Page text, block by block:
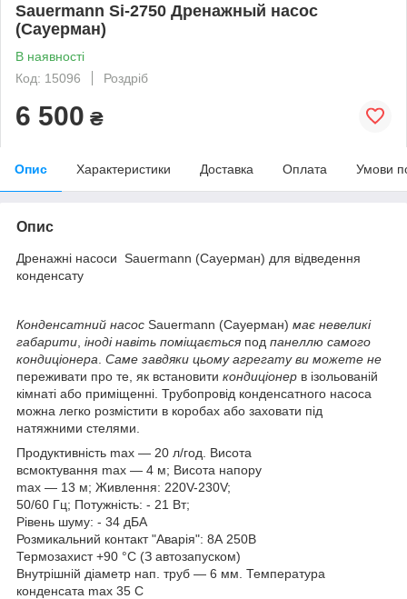
Sauermann Si-2750 Дренажный насос
(Сауерман)
В наявності
Код: 15096
Роздріб
6 500 ₴
Опис Характеристики Доставка Оплата Умови
Опис
Дренажні насоси Sauermann (Сауерман) для відведення
конденсату
Конденсатний насос Sauermann (Сауерман) має невеликі
габарити іноді навіть поміщається под панеллю самого
кондиціонера Саме завдяки цьому агрегату ви можете не
переживати про те, як встановити кондиціонер в ізольованій
кімнаті або приміщенні. Трубопровід конденсатного насоса
можна легко розмістити в коробах або заховати під
натяжними стелями.
Продуктивність max — 20 л/год. Висота
всмоктування max — 4 м; Висота напору
max — 13 м; Живлення: 220V-230V;
50/60 Гц; Потужність: - 21 Вт;
Рівень шуму: - 34 дБА
Розмикальний контакт "Аварія": 8А 250В
Термозахист +90 °C (З автозапуском)
Внутрішній діаметр нап. труб — 6 мм. Температура
конденсата max 35 С